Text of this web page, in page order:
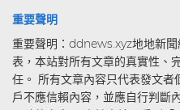
重要聲明
重要聲明：ddnews.xyz地地新
表，本站對所有文章的真實性、
任。 所有文章內容只代表發文
戶不應信賴內容，並應自行判斷